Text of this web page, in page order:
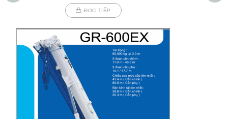
ĐỌC TIẾP